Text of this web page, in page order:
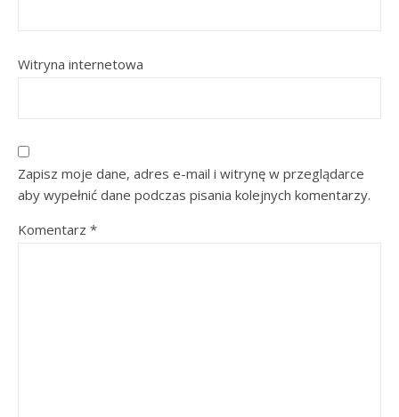
Witryna internetowa
Zapisz moje dane, adres e-mail i witrynę w przeglądarce
aby wypełnić dane podczas pisania kolejnych komentarzy.
Komentarz *